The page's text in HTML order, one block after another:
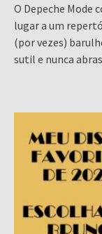
O Depeche Mode
lugar a um
(por vezes)
sutil e nunca